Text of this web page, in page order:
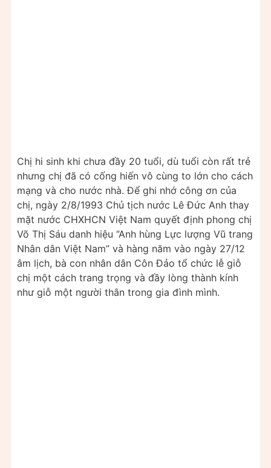
Chị hi sinh khi chưa đầy 20 tuổi, dù tuổi còn rất trẻ
nhưng chị đã có cống hiến vô cùng to lớn cho cách
mạng và cho nước nhà. Để ghi nhớ công ơn của
chị, ngày 2/8/1993 Chủ tịch nước Lê Đức Anh thay
mặt nước CHXHCN Việt Nam quyết định phong chị
Võ Thị Sáu danh hiệu “Anh hùng Lực lượng Vũ trang
Nhân dân Việt Nam” và hàng năm vào ngày 27/12
âm lịch, bà con nhân dân Côn Đảo tổ chức lễ giỗ
chị một cách trang trọng và đầy lòng thành kính
như giỗ một người thân trong gia đình mình.